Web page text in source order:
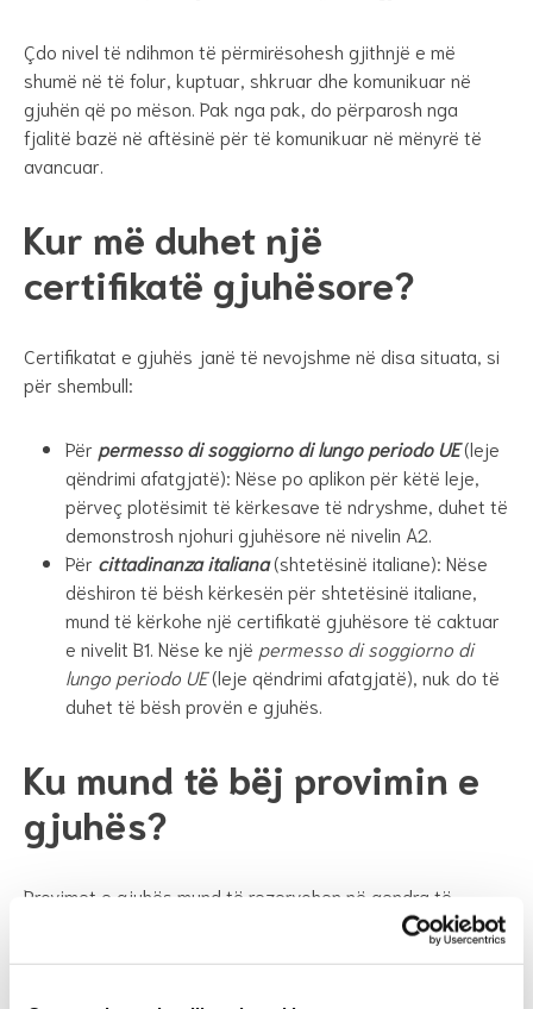
Çdo nivel të ndihmon të përmirësohesh gjithnjë e më
shumë në të folur, kuptuar, shkruar dhe komunikuar në
gjuhën që po mëson. Pak nga pak, do përparosh nga
fjalitë bazë në aftësinë për të komunikuar në mënyrë të
avancuar.
Kur më duhet një
certifikatë gjuhësore?
Certifikatat e gjuhës janë të nevojshme në disa situata, si
për shembull:
Për permesso di soggiorno di lungo periodo UE(leje
qëndrimi afatgjatë): Nëse po aplikon për këtë leje,
përveç plotësimit të kërkesave të ndryshme, duhet të
demonstrosh njohuri gjuhësore në nivelin A2.
Për cittadinanza italiana(shtetësinë italiane): Nëse
dëshiron të bësh kërkesën për shtetësinë italiane,
mund të kërkohe një certifikatë gjuhësore të caktuar
e nivelit B1. Nëse ke një permesso di soggiorno di
lungo periodo UE(leje qëndrimi afatgjatë), nuk do të
duhet të bësh provën e gjuhës.
Ku mund të bëj provimin e
gjuhës?
Provimet e gjuhës mund të rezervohen në qendra të
specializuara dhe institute të autorizuara gjuhësore. Disa
nga organizatat më të njohura që ofrojnë teste gjuhësore